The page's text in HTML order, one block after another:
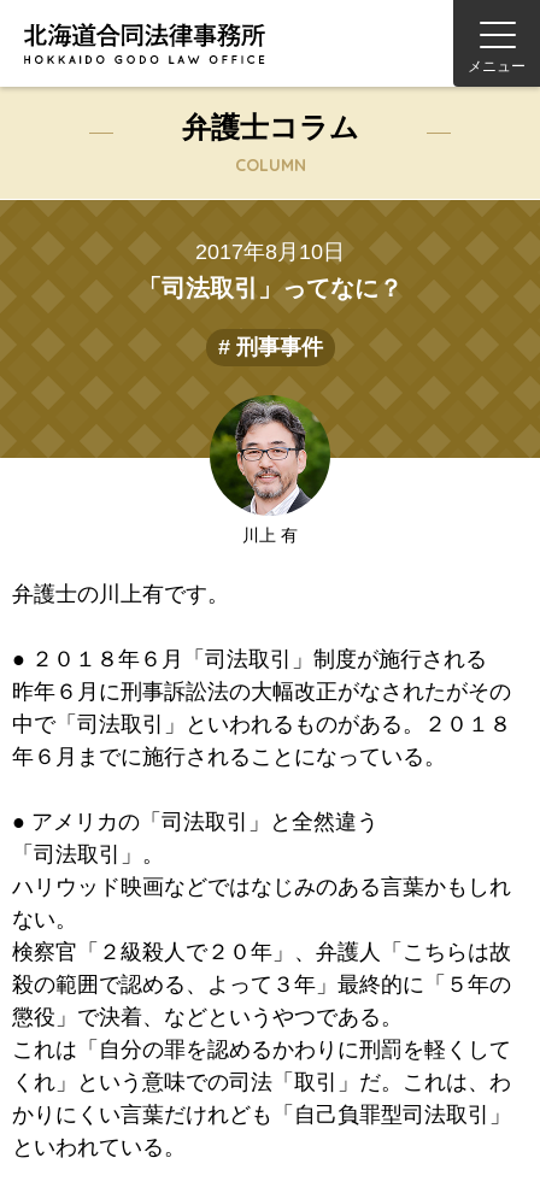
メニュー
弁護士コラム
COLUMN
2017年8月10日
「司法取引」ってなに？
# 刑事事件
川上 有
弁護士の川上有です。
● ２０１８年６月「司法取引」制度が施行される
昨年６月に刑事訴訟法の大幅改正がなされたがその
中で「司法取引」といわれるものがある。２０１８
年６月までに施行されることになっている。
● アメリカの「司法取引」と全然違う
「司法取引」。
ハリウッド映画などではなじみのある言葉かもしれ
ない。
検察官「２級殺人で２０年」、弁護人「こちらは故
殺の範囲で認める、よって３年」最終的に「５年の
懲役」で決着、などというやつである。
これは「自分の罪を認めるかわりに刑罰を軽くして
くれ」という意味での司法「取引」だ。これは、わ
かりにくい言葉だけれども「自己負罪型司法取引」
といわれている。